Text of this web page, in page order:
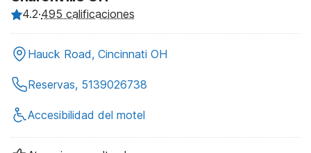
4.2·495 calificaciones
Hauck Road, Cincinnati OH
Reservas, 5139026738
Accesibilidad del motel